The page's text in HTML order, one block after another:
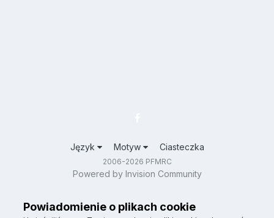
Język Motyw Ciasteczka
2006-2026 PFMRC
Powered by Invision Community
Powiadomienie o plikach cookie